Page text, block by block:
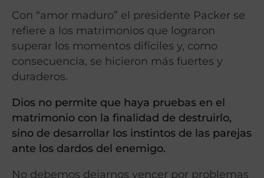
Con “amor maduro” el presidente Packer se
refiere a los matrimonios que lograron
superar los momentos difíciles y, como
consecuencia, se hicieron más fuertes y
duraderos.
Dios no permite que haya pruebas en el
matrimonio con la finalidad de destruirlo,
sino de desarrollar los instintos de las parejas
ante los dardos del enemigo.
No debemos dejarnos vencer por problemas